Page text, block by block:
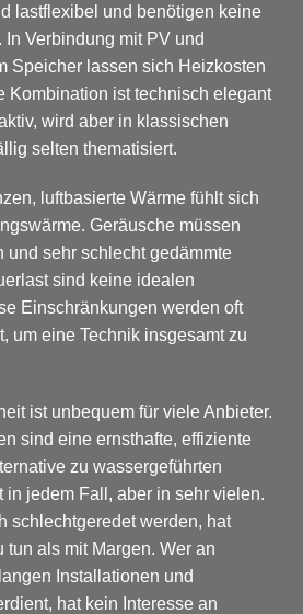
lastflexibel und benötigen keine
In Verbindung mit PV und
Speicher lassen sich Heizkosten
Kombination ist technisch elegant
wird aber in klassischen
selten thematisiert.
luftbasierte Wärme fühlt sich
Geräusche müssen
und sehr schlecht gedämmte
sind keine idealen
Einschränkungen werden oft
um eine Technik insgesamt zu
ist unbequem für viele Anbieter.
sind eine ernsthafte, effiziente
zu wassergeführten
in jedem Fall, aber in sehr vielen.
schlechtgeredet werden, hat
als mit Margen. Wer an
Installationen und
hat kein Interesse an